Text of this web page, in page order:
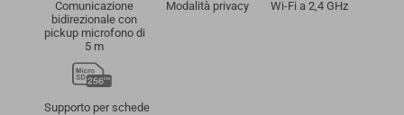
Supporto per schede
Wi-Fi a 2,4 GHz
Comunicazione
bidirezionale con
pickup microfono di
5 m
Modalità privacy